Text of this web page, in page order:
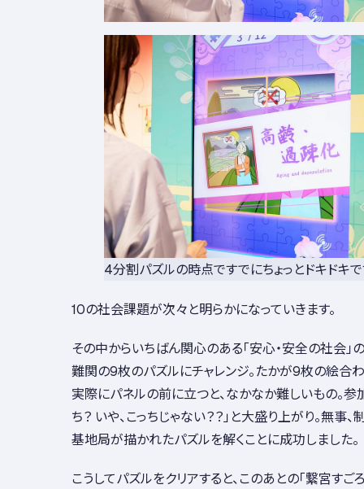
4分割パズルの時点ですでにちょっとドキドキ
10の社会課題が次々と明らかになっていきます。
その中からいちばん関心のある「安心・安全の社会」
難関の9枚のパズルにチャレンジ。たかが9枚の絵合
実際にパネルの前に立つと、なかなか難しいもの。参
ち？ いや、こっちじゃない？？」と大盛り上がり。無事
基地局が描かれたパズルを解くことに成功しました。
こうしてパズルをクリアすると、このあとの「繋宮すご